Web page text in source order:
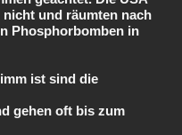
und räumten nach
Phosphorbomben in
ist sind die
gehen oft bis zum